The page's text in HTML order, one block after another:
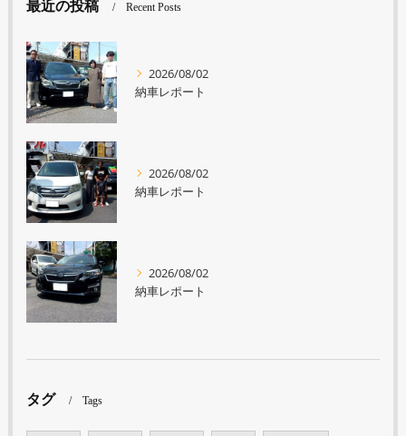
最近の投稿 Recent Posts
2026/08/02
納車レポート
2026/08/02
納車レポート
2026/08/02
納車レポート
タグ Tags